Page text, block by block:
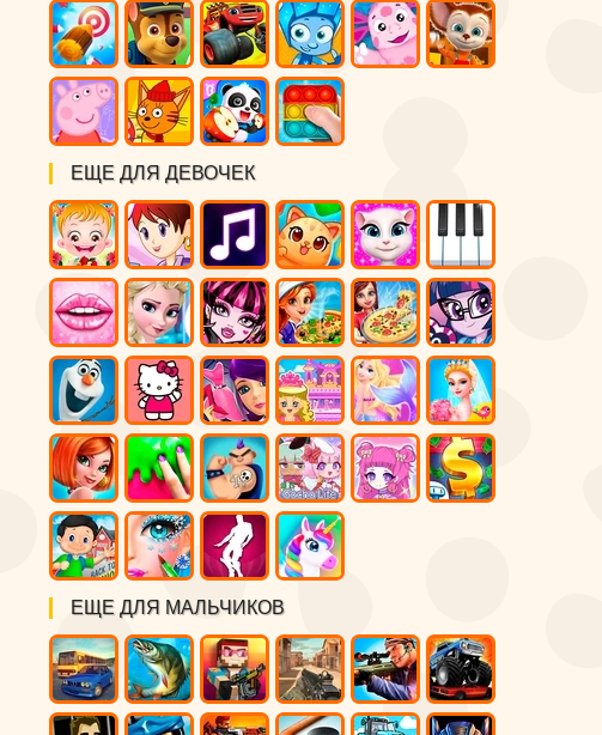
ЕЩЕ ДЛЯ ДЕВОЧЕК
ЕЩЕ ДЛЯ МАЛЬЧИКОВ